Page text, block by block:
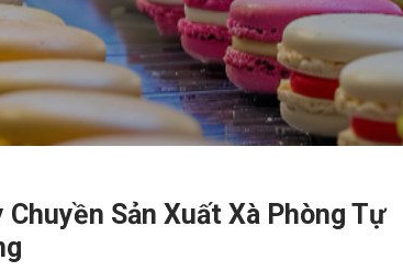
Chuyền Sản Xuất Xà Phòng Tự